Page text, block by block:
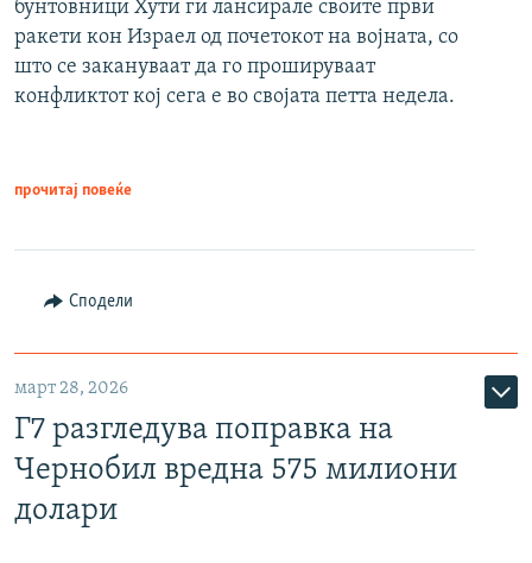
бунтовници Хути ги лансирале своите први
ракети кон Израел од почетокот на војната, со
што се закануваат да го прошируваат
конфликтот кој сега е во својата петта недела.
прочитај повеќе
Сподели
март 28, 2026
Г7 разгледува поправка на
Чернобил вредна 575 милиони
долари